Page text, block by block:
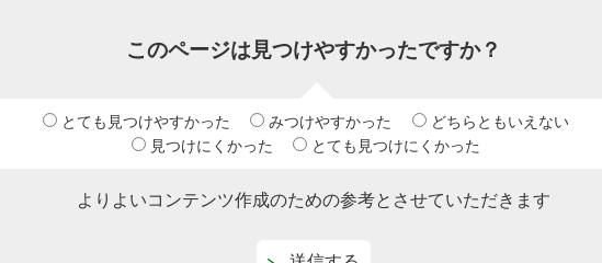
このページは見つけやすかったですか？
とても見つけやすかった みつけやすかった
どちらともいえない
見つけにくかった
とても見つけにくかった
よりよいコンテンツ作成のための参考とさせていただきます